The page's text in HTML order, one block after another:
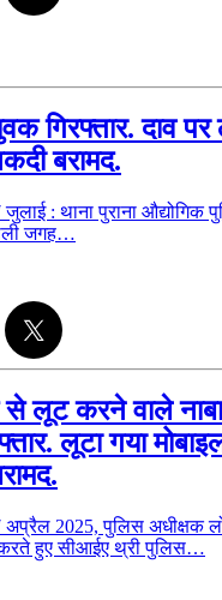
दाव पर
बरामद.
: थाना पुराना औद्योगिक
जगह…
से लूट करने वाले
लूटा गया
2025, पुलिस अधीक्षक
करते हुए सीआईए थ्री पुलिस…